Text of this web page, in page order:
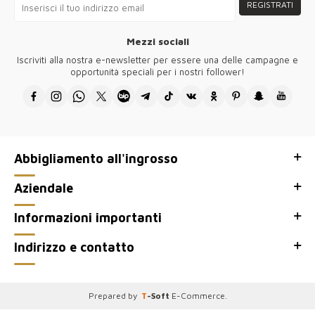
Grazie per aver visitato il nostro negozio di abbigliamento femminile
REGISTRATI
Mezzi sociali
Iscriviti alla nostra e-newsletter per essere una delle campagne e
opportunità speciali per i nostri follower!
Abbigliamento all'ingrosso
Aziendale
Informazioni importanti
Indirizzo e contatto
Prepared by T-Soft E-Commerce.